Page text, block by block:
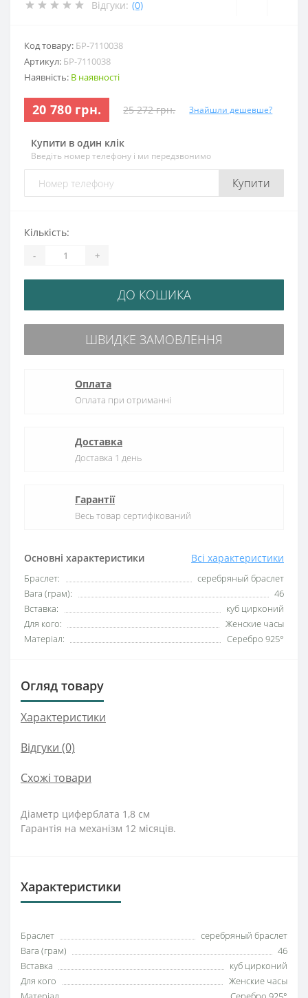
Відгуки: (0)
Код товару: БР-7110038
Артикул: БР-7110038
Наявність: В наявності
20 780 грн. 25 272 грн. Знайшли дешевше?
Купити в один клік
Введіть номер телефону і ми передзвонимо
Купити
Основні характеристики Всі характеристики
Браслет:
серебряный браслет
Вага (грам):
46
Вставка:
куб цирконий
Для кого:
Женские часы
Матеріал:
Серебро 925°
Кількість:
- +
ДО КОШИКА
ШВИДКЕ ЗАМОВЛЕННЯ
Оплата
Оплата при отриманні
Доставка
Доставка 1 день
Гарантії
Весь товар сертифікований
Огляд товару
Характеристики
Відгуки (0)
Схожі товари
Діаметр циферблата 1,8 см
Гарантія на механізм 12 місяців.
Характеристики
Браслет
серебряный браслет
Вага (грам)
46
Вставка
куб цирконий
Для кого
Женские часы